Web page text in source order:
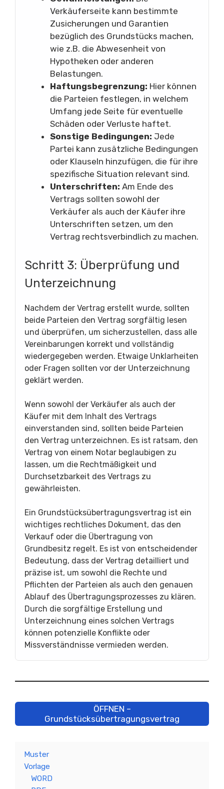
Verkäuferseite kann bestimmte
Zusicherungen und Garantien
bezüglich des Grundstücks machen,
wie z.B. die Abwesenheit von
Hypotheken oder anderen
Belastungen.
Haftungsbegrenzung: Hier können
die Parteien festlegen, in welchem
Umfang jede Seite für eventuelle
Schäden oder Verluste haftet.
Sonstige Bedingungen: Jede
Partei kann zusätzliche Bedingungen
oder Klauseln hinzufügen, die für ihre
spezifische Situation relevant sind.
Unterschriften: Am Ende des
Vertrags sollten sowohl der
Verkäufer als auch der Käufer ihre
Unterschriften setzen, um den
Vertrag rechtsverbindlich zu machen.
Schritt 3: Überprüfung und
Unterzeichnung
Nachdem der Vertrag erstellt wurde, sollten
beide Parteien den Vertrag sorgfältig lesen
und überprüfen, um sicherzustellen, dass alle
Vereinbarungen korrekt und vollständig
wiedergegeben werden. Etwaige Unklarheiten
oder Fragen sollten vor der Unterzeichnung
geklärt werden.
Wenn sowohl der Verkäufer als auch der
Käufer mit dem Inhalt des Vertrags
einverstanden sind, sollten beide Parteien
den Vertrag unterzeichnen. Es ist ratsam, den
Vertrag von einem Notar beglaubigen zu
lassen, um die Rechtmäßigkeit und
Durchsetzbarkeit des Vertrags zu
gewährleisten.
Ein Grundstücksübertragungsvertrag ist ein
wichtiges rechtliches Dokument, das den
Verkauf oder die Übertragung von
Grundbesitz regelt. Es ist von entscheidender
Bedeutung, dass der Vertrag detailliert und
präzise ist, um sowohl die Rechte und
Pflichten der Parteien als auch den genauen
Ablauf des Übertragungsprozesses zu klären.
Durch die sorgfältige Erstellung und
Unterzeichnung eines solchen Vertrags
können potenzielle Konflikte oder
Missverständnisse vermieden werden.
ÖFFNEN –
Grundstücksübertragungsvertrag
Muster
Vorlage
WORD